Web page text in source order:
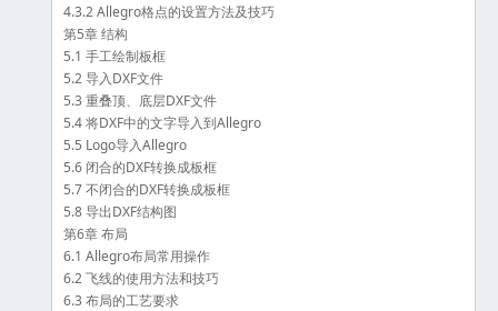
4.3.2 Allegro格点的设置方法及技巧
第5章 结构
5.1 手工绘制板框
5.2 导入DXF文件
5.3 重叠顶、底层DXF文件
5.4 将DXF中的文字导入到Allegro
5.5 Logo导入Allegro
5.6 闭合的DXF转换成板框
5.7 不闭合的DXF转换成板框
5.8 导出DXF结构图
第6章 布局
6.1 Allegro布局常用操作
6.2 飞线的使用方法和技巧
6.3 布局的工艺要求